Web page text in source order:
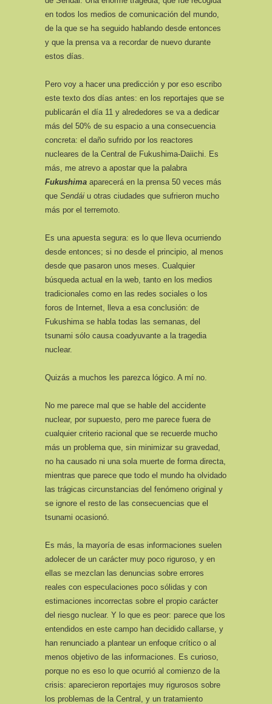
en todos los medios de comunicación del mundo,
de la que se ha seguido hablando desde entonces
y que la prensa va a recordar de nuevo durante
estos días.
Pero voy a hacer una predicción y por eso escribo
este texto dos días antes: en los reportajes que se
publicarán el día 11 y alrededores se va a dedicar
más del 50% de su espacio a una consecuencia
concreta: el daño sufrido por los reactores
nucleares de la Central de Fukushima-Daiichi. Es
más, me atrevo a apostar que la palabra
Fukushima aparecerá en la prensa 50 veces más
que Sendái u otras ciudades que sufrieron mucho
más por el terremoto.
Es una apuesta segura: es lo que lleva ocurriendo
desde entonces; si no desde el principio, al menos
desde que pasaron unos meses. Cualquier
búsqueda actual en la web, tanto en los medios
tradicionales como en las redes sociales o los
foros de Internet, lleva a esa conclusión: de
Fukushima se habla todas las semanas, del
tsunami sólo causa coadyuvante a la tragedia
nuclear.
Quizás a muchos les parezca lógico. A mí no.
No me parece mal que se hable del accidente
nuclear, por supuesto, pero me parece fuera de
cualquier criterio racional que se recuerde mucho
más un problema que, sin minimizar su gravedad,
no ha causado ni una sola muerte de forma directa,
mientras que parece que todo el mundo ha olvidado
las trágicas circunstancias del fenómeno original y
se ignore el resto de las consecuencias que el
tsunami ocasionó.
Es más, la mayoría de esas informaciones suelen
adolecer de un carácter muy poco riguroso, y en
ellas se mezclan las denuncias sobre errores
reales con especulaciones poco sólidas y con
estimaciones incorrectas sobre el propio carácter
del riesgo nuclear. Y lo que es peor: parece que los
entendidos en este campo han decidido callarse, y
han renunciado a plantear un enfoque crítico o al
menos objetivo de las informaciones. Es curioso,
porque no es eso lo que ocurrió al comienzo de la
crisis: aparecieron reportajes muy rigurosos sobre
los problemas de la Central, y un tratamiento